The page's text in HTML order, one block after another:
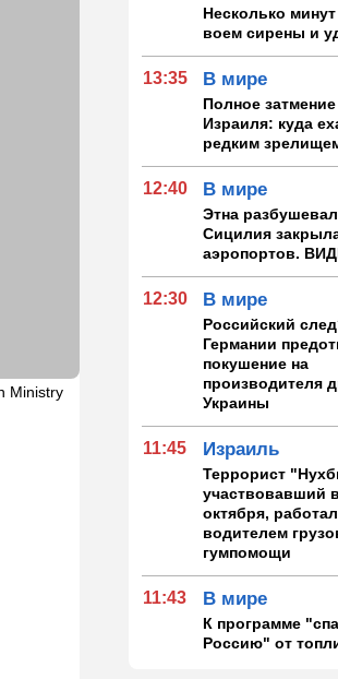
Ministry
Несколько
воем сирены и
13:35 В мире
Полное
Израиля: куда
редким
12:40 В мире
Этна
Сицилия
аэропортов.
12:30 В мире
Российский
Германии
покушение на
производителя
Украины
11:45 Израиль
Террорист
участвовавший
октября,
водителем
гумпомощи
11:43 В мире
К программе
Россию" от